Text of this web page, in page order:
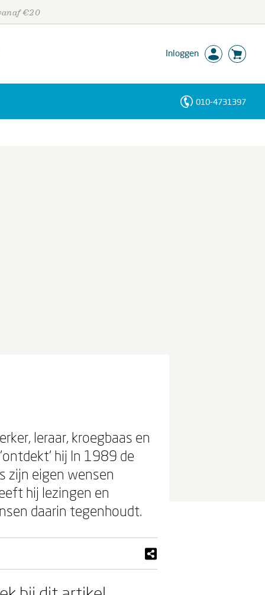
€20
Inloggen
010-4731397
leraar, kroegbaas en
hij In 1989 de
zijn eigen wensen
hij lezingen en
daarin tegenhoudt.
Personen